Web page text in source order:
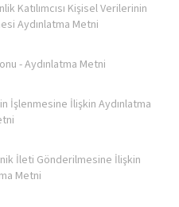
Katılımcısı Kişisel Verilerinin
Aydınlatma Metni
- Aydınlatma Metni
İşlenmesine İlişkin Aydınlatma
İleti Gönderilmesine İlişkin
Metni